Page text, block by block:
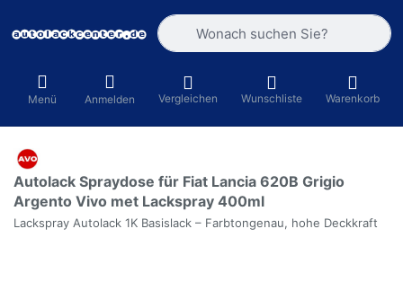
Geben Sie einen Suchbegriff ein.
Menü Anmelden Vergleichen Wunschliste Warenkorb
Autolack Spraydose für Fiat Lancia 620B Grigio
Argento Vivo met Lackspray 400ml
Lackspray Autolack 1K Basislack – Farbtongenau, hohe Deckkraft